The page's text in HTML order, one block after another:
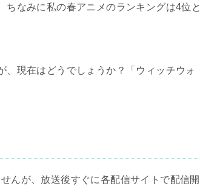
なみに私の春アニメのランキングは4位と
現在はどうでしょうか？「ウィッチウォ
んが、放送後すぐに各配信サイトで配信開